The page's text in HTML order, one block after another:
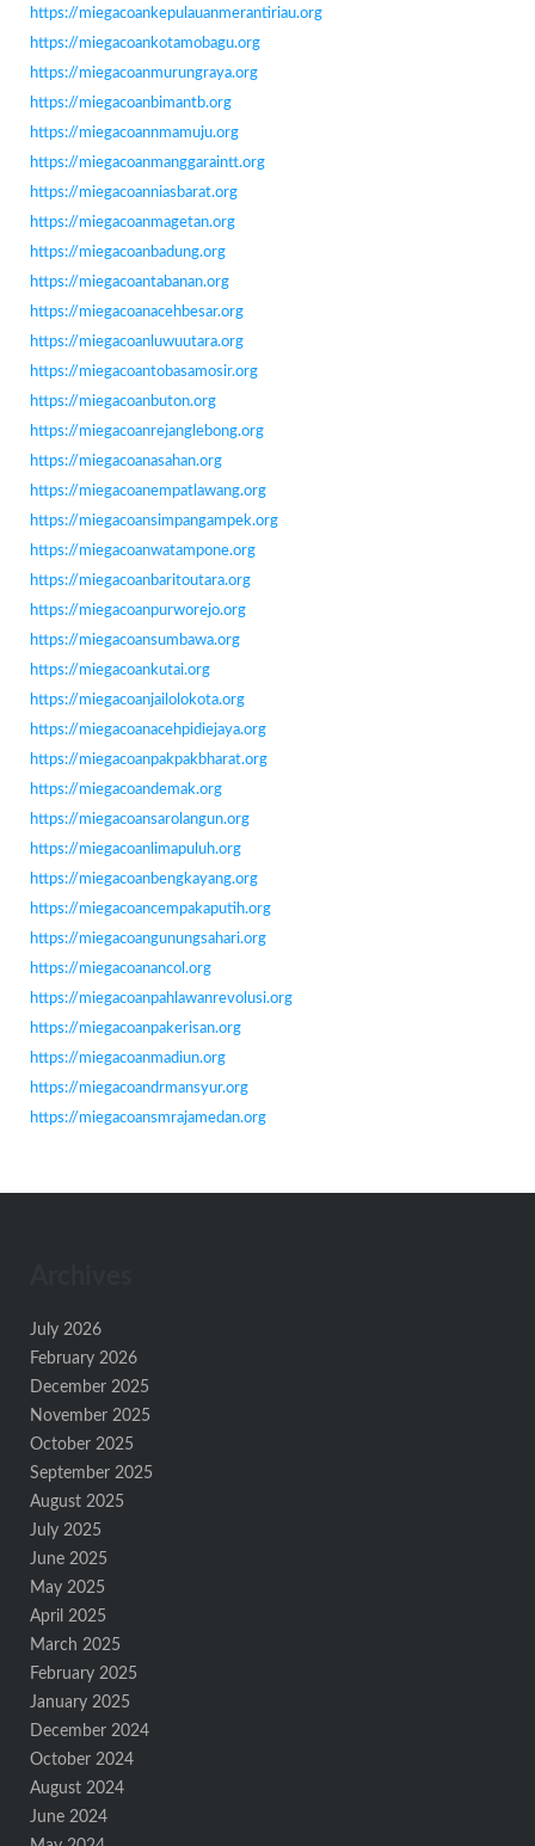
https://miegacoankepulauanmerantiriau.org
https://miegacoankotamobagu.org
https://miegacoanmurungraya.org
https://miegacoanbimantb.org
https://miegacoannmamuju.org
https://miegacoanmanggaraintt.org
https://miegacoanniasbarat.org
https://miegacoanmagetan.org
https://miegacoanbadung.org
https://miegacoantabanan.org
https://miegacoanacehbesar.org
https://miegacoanluwuutara.org
https://miegacoantobasamosir.org
https://miegacoanbuton.org
https://miegacoanrejanglebong.org
https://miegacoanasahan.org
https://miegacoanempatlawang.org
https://miegacoansimpangampek.org
https://miegacoanwatampone.org
https://miegacoanbaritoutara.org
https://miegacoanpurworejo.org
https://miegacoansumbawa.org
https://miegacoankutai.org
https://miegacoanjailolokota.org
https://miegacoanacehpidiejaya.org
https://miegacoanpakpakbharat.org
https://miegacoandemak.org
https://miegacoansarolangun.org
https://miegacoanlimapuluh.org
https://miegacoanbengkayang.org
https://miegacoancempakaputih.org
https://miegacoangunungsahari.org
https://miegacoanancol.org
https://miegacoanpahlawanrevolusi.org
https://miegacoanpakerisan.org
https://miegacoanmadiun.org
https://miegacoandrmansyur.org
https://miegacoansmrajamedan.org
July 2026
February 2026
December 2025
November 2025
October 2025
September 2025
August 2025
July 2025
June 2025
May 2025
April 2025
March 2025
February 2025
January 2025
December 2024
October 2024
August 2024
June 2024